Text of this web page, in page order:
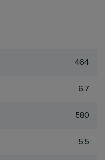
464
6.7
580
5.5